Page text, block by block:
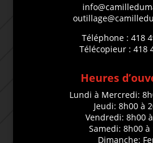
Téléphone : 418
Télécopieur : 418
Heures
Lundi à Mercredi:
Jeudi: 8h00 à
Vendredi: 8h00
Samedi: 8h00 à
Dimanche: